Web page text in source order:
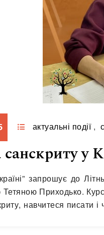
актуальні події ,
у
запрошує до
Приходько.
навчитеся писати